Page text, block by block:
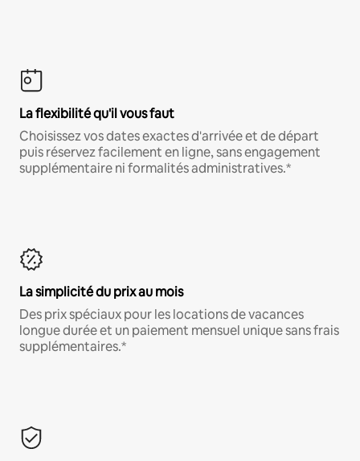
La flexibilité qu'il vous faut
Choisissez vos dates exactes d'arrivée et de départ
puis réservez facilement en ligne, sans engagement
supplémentaire ni formalités administratives.*
La simplicité du prix au mois
Des prix spéciaux pour les locations de vacances
longue durée et un paiement mensuel unique sans frais
supplémentaires.*